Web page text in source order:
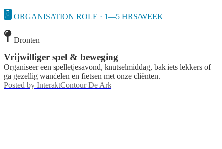
ORGANISATION ROLE · 1—5 HRS/WEEK
Dronten
Vrijwilliger spel & beweging
Organiseer een spelletjesavond, knutselmiddag, bak iets lekkers of
ga gezellig wandelen en fietsen met onze cliënten.
Posted by InteraktContour De Ark